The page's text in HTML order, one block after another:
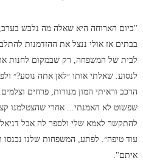
"ביום הארוחה היא שאלה מה נלבש בערב,
בבתים אז אולי ננצל את ההזדמנות
לבית של המשפחה, רק שבמקום לחנות
לנסוע. שאלתי אותו ״לאן אתה נוסע?״
הרכב וראיתי המון מנורות, פרחים
שפשוט לא האמנתי... אחרי שהצטלמנו
להתקשר לאמא שלי ולספר לה אבל דניאל
עוד טיפה״. לפתע, המשפחות שלנו נכנסו
איתם".